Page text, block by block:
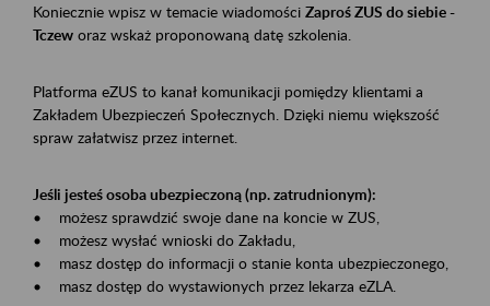
Koniecznie wpisz w temacie wiadomości Zaproś ZUS do siebie -
Tczew oraz wskaż proponowaną datę szkolenia.
Platforma eZUS to kanał komunikacji pomiędzy klientami a
Zakładem Ubezpieczeń Społecznych. Dzięki niemu większość
spraw załatwisz przez internet.
Jeśli jesteś osoba ubezpieczoną (np. zatrudnionym):
• możesz sprawdzić swoje dane na koncie w ZUS,
• możesz wysłać wnioski do Zakładu,
• masz dostęp do informacji o stanie konta ubezpieczonego,
• masz dostęp do wystawionych przez lekarza eZLA.